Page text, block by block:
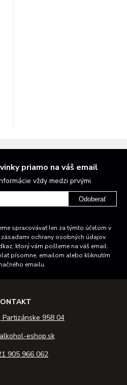
priamo na váš email
vždy medzi prvými
Odoberať
spracovávať len za týmto účelom v
ochrany osobných údajov.
ktorý vám pošleme na váš email.
písomne, emailom alebo kliknutím
emailu.
Partizánske 958 04
eshop.sk
905 966 062